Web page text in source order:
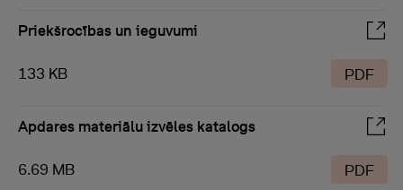
Priekšrocības un ieguvumi
133 KB PDF
Apdares materiālu izvēles katalogs
6.69 MB PDF